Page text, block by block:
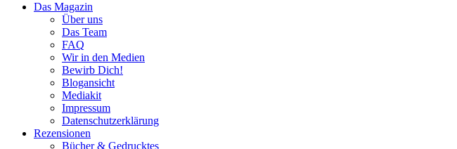
Das Magazin
Über uns
Das Team
FAQ
Wir in den Medien
Bewirb Dich!
Blogansicht
Mediakit
Impressum
Datenschutzerklärung
Rezensionen
Bücher & Gedrucktes